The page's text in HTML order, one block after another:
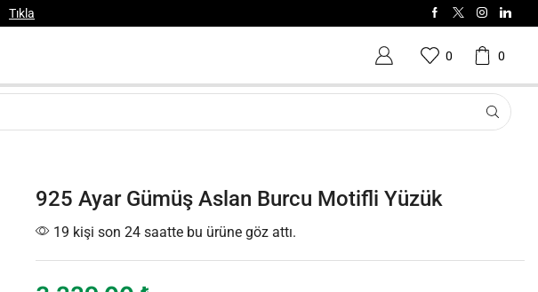
Tıkla
0 0
925 Ayar Gümüş Aslan Burcu Motifli Yüzük
19 kişi son 24 saatte bu ürüne göz attı.